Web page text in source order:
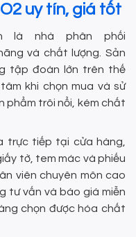
uy tín, giá tốt
là nhà phân phối
và chất lượng. Sản
tập đoàn lớn trên thế
khi chọn mua và sử
phẩm trôi nổi, kém chất
trực tiếp tại cửa hàng,
tờ, tem mác và phiếu
viên chuyên môn cao
tư vấn và báo giá miễn
chọn được hóa chất